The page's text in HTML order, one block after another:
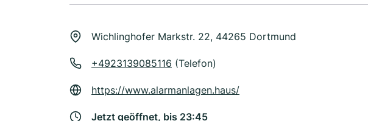
Wichlinghofer Markstr. 22, 44265 Dortmund
+4923139085116 (Telefon)
https://www.alarmanlagen.haus/
Jetzt geöffnet, bis 23:45